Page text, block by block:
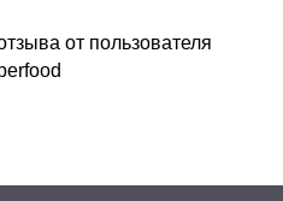
от пользователя